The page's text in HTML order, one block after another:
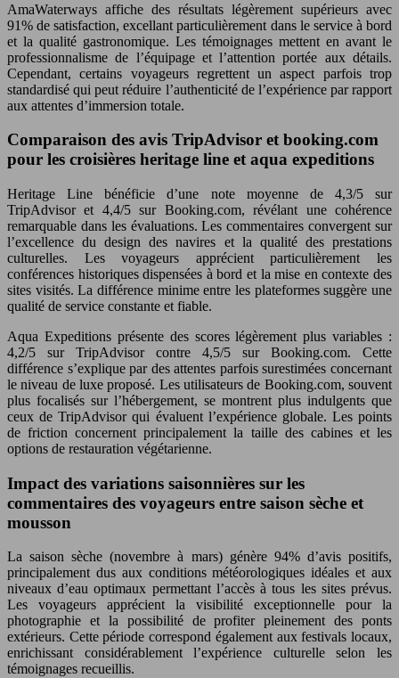
AmaWaterways affiche des résultats légèrement supérieurs avec
91% de satisfaction, excellant particulièrement dans le service à bord
et la qualité gastronomique. Les témoignages mettent en avant le
professionnalisme de l’équipage et l’attention portée aux détails.
Cependant, certains voyageurs regrettent un aspect parfois trop
standardisé qui peut réduire l’authenticité de l’expérience par rapport
aux attentes d’immersion totale.
Comparaison des avis TripAdvisor et booking.com
pour les croisières heritage line et aqua expeditions
Heritage Line bénéficie d’une note moyenne de 4,3/5 sur
TripAdvisor et 4,4/5 sur Booking.com, révélant une cohérence
remarquable dans les évaluations. Les commentaires convergent sur
l’excellence du design des navires et la qualité des prestations
culturelles. Les voyageurs apprécient particulièrement les
conférences historiques dispensées à bord et la mise en contexte des
sites visités. La différence minime entre les plateformes suggère une
qualité de service constante et fiable.
Aqua Expeditions présente des scores légèrement plus variables :
4,2/5 sur TripAdvisor contre 4,5/5 sur Booking.com. Cette
différence s’explique par des attentes parfois surestimées concernant
le niveau de luxe proposé. Les utilisateurs de Booking.com, souvent
plus focalisés sur l’hébergement, se montrent plus indulgents que
ceux de TripAdvisor qui évaluent l’expérience globale. Les points
de friction concernent principalement la taille des cabines et les
options de restauration végétarienne.
Impact des variations saisonnières sur les
commentaires des voyageurs entre saison sèche et
mousson
La saison sèche (novembre à mars) génère 94% d’avis positifs,
principalement dus aux conditions météorologiques idéales et aux
niveaux d’eau optimaux permettant l’accès à tous les sites prévus.
Les voyageurs apprécient la visibilité exceptionnelle pour la
photographie et la possibilité de profiter pleinement des ponts
extérieurs. Cette période correspond également aux festivals locaux,
enrichissant considérablement l’expérience culturelle selon les
témoignages recueillis.